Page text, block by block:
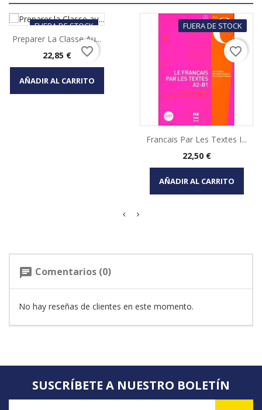
FUERA DE STOCK
Preparer La Classe Au...
Precio
22,85 €
AÑADIR AL CARRITO
favorite_border
FUERA DE STOCK
Francais Par Les Textes I...
Precio
22,50 €
AÑADIR AL CARRITO
favorite_border
chat Comentarios (0)
No hay reseñas de clientes en este momento.
SUSCRÍBETE A NUESTRO BOLETÍN